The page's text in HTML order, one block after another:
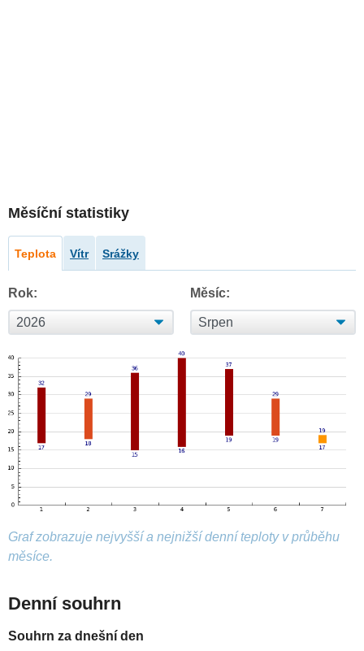
Měsíční statistiky
Teplota Vítr Srážky
Rok: Měsíc:
Graf zobrazuje nejvyšší a nejnižší denní teploty v průběhu
měsíce.
Denní souhrn
Souhrn za dnešní den